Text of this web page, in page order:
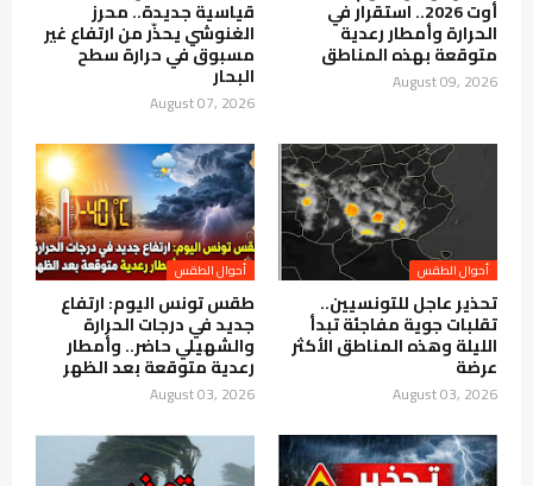
أوت 2026.. استقرار في
الحرارة وأمطار رعدية
متوقعة بهذه المناطق
August 09, 2026
قياسية جديدة.. محرز
الغنوشي يحذّر من ارتفاع غير
مسبوق في حرارة سطح
البحار
August 07, 2026
أحوال الطقس
تحذير عاجل للتونسيين..
تقلبات جوية مفاجئة تبدأ
الليلة وهذه المناطق الأكثر
عرضة
August 03, 2026
أحوال الطقس
طقس تونس اليوم: ارتفاع
جديد في درجات الحرارة
والشهيلي حاضر.. وأمطار
رعدية متوقعة بعد الظهر
August 03, 2026